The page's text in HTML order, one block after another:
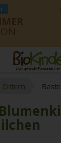
Ostern